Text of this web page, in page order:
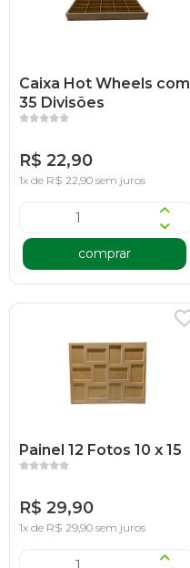
Caixa Hot Wheels com
35 Divisões
R$ 22,90
1x de R$ 22,90 sem juros
comprar
Painel 12 Fotos 10 x 15
R$ 29,90
1x de R$ 29,90 sem juros